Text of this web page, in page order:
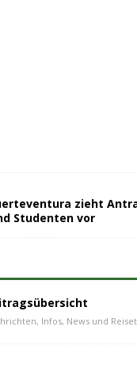
zieht
Studenten vor
Infos, News und